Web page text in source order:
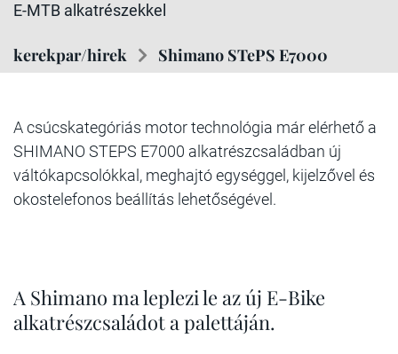
E-MTB alkatrészekkel
kerekpar/hirek Shimano STePS E7000
A csúcskategóriás motor technológia már elérhető a
SHIMANO STEPS E7000 alkatrészcsaládban új
váltókapcsolókkal, meghajtó egységgel, kijelzővel és
okostelefonos beállítás lehetőségével.
A Shimano ma leplezi le az új E-Bike
alkatrészcsaládot a palettáján.